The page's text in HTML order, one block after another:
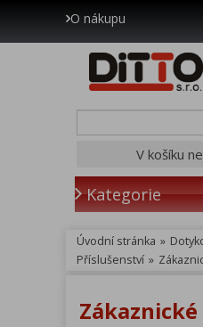
O nákupu
V košíku
Kategorie
Úvodní stránka »
Příslušenství »